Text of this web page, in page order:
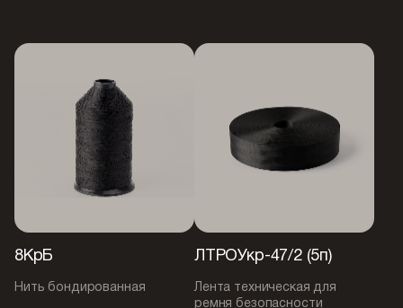
8КрБ
Нить бондированная
ЛТРОУкр-47/2 (5п)
Лента техническая для
ремня безопасности